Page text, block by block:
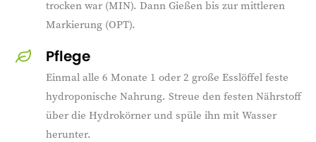
trocken war (MIN). Dann Gießen bis zur mittleren
Markierung (OPT).
Pflege
Einmal alle 6 Monate 1 oder 2 große Esslöffel feste
hydroponische Nahrung. Streue den festen Nährstoff
über die Hydrokörner und spüle ihn mit Wasser
herunter.